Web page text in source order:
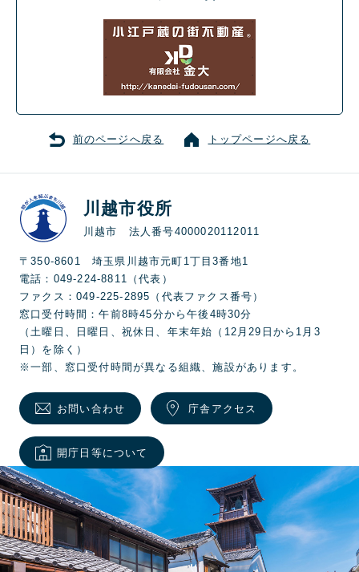
前のページへ戻る トップページへ戻る
川越市役所
川越市 法人番号4000020112011
〒350-8601 埼玉県川越市元町1丁目3番地1
電話：049-224-8811（代表）
ファクス：049-225-2895（代表ファクス番号）
窓口受付時間：午前8時45分から午後4時30分
（土曜日、日曜日、祝休日、年末年始（12月29日から1月3
日）を除く）
※一部、窓口受付時間が異なる組織、施設があります。
お問い合わせ 庁舎アクセス
開庁日等について